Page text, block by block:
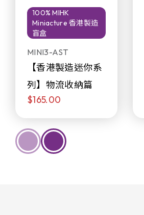
100% MIHK
Miniacture 香港製造
盲盒
MINI3-AST
【香港製造迷你系
列】物流收納篇
$165.00